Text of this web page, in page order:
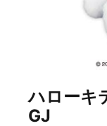
ハローキ
GJ